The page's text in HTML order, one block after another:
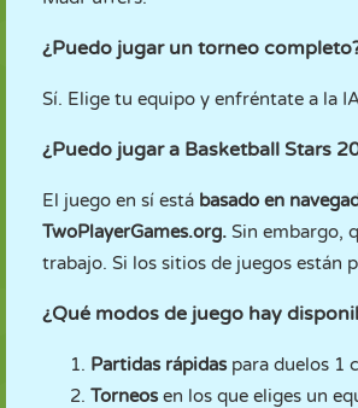
¿Puedo jugar un torneo
Sí. Elige tu equipo y enfréntate a la
¿Puedo jugar a Basketball Stars
El juego en sí está basado en
TwoPlayerGames.org. Sin embargo,
trabajo. Si los sitios de juegos están
¿Qué modos de juego hay
Partidas rápidaspara duelos 1
Torneosen los que eliges un